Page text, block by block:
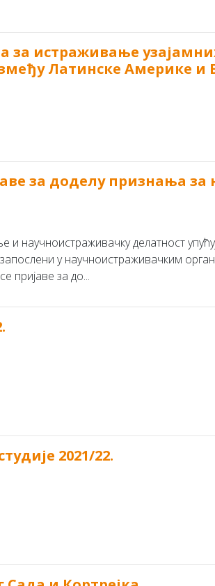
за истраживање
Латинске Америке и
за доделу признања за
научноистраживачку делатност
у научноистраживачким
пријаве за до...
2021/22.